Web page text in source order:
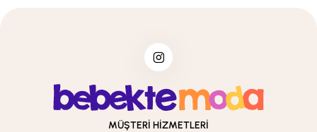
MÜŞTERİ HİZMETLERİ